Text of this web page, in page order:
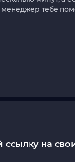
менеджер тебе
ссылку на